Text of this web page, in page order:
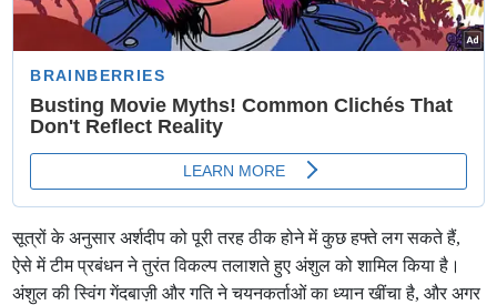
सूत्रों के अनुसार अर्शदीप को पूरी तरह ठीक होने में कुछ हफ्ते लग सकते हैं,
ऐसे में टीम प्रबंधन ने तुरंत विकल्प तलाशते हुए अंशुल को शामिल किया है।
अंशुल की स्विंग गेंदबाज़ी और गति ने चयनकर्ताओं का ध्यान खींचा है, और अगर